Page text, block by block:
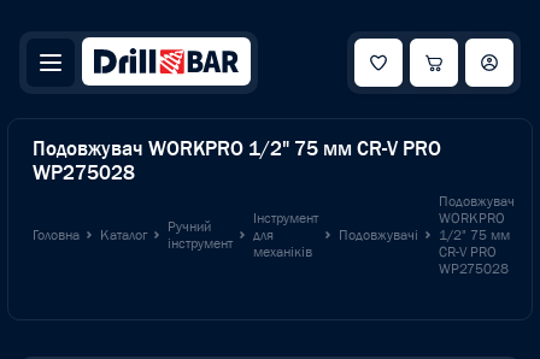
Подовжувач WORKPRO 1/2" 75 мм CR-V PRO
WP275028
Головна Каталог
Ручний
інструмент
Інструмент
для
механіків
Подовжувачі
Подовжувач
WORKPRO
1/2" 75 мм
CR-V PRO
WP275028